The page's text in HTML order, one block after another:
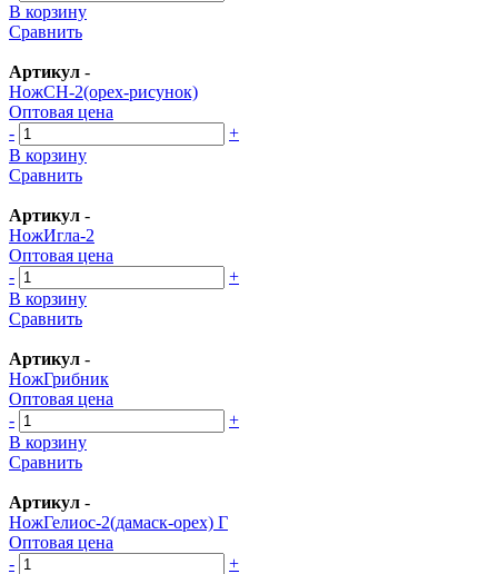
В корзину
Сравнить
Артикул -
НожСН-2(орех-рисунок)
Оптовая цена
-
+
В корзину
Сравнить
Артикул -
НожИгла-2
Оптовая цена
-
+
В корзину
Сравнить
Артикул -
НожГрибник
Оптовая цена
-
+
В корзину
Сравнить
Артикул -
НожГелиос-2(дамаск-орех) Г
Оптовая цена
-
+